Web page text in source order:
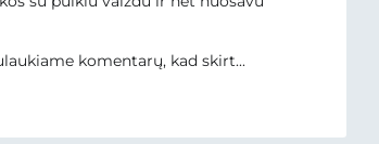
komentarų, kad skirt...